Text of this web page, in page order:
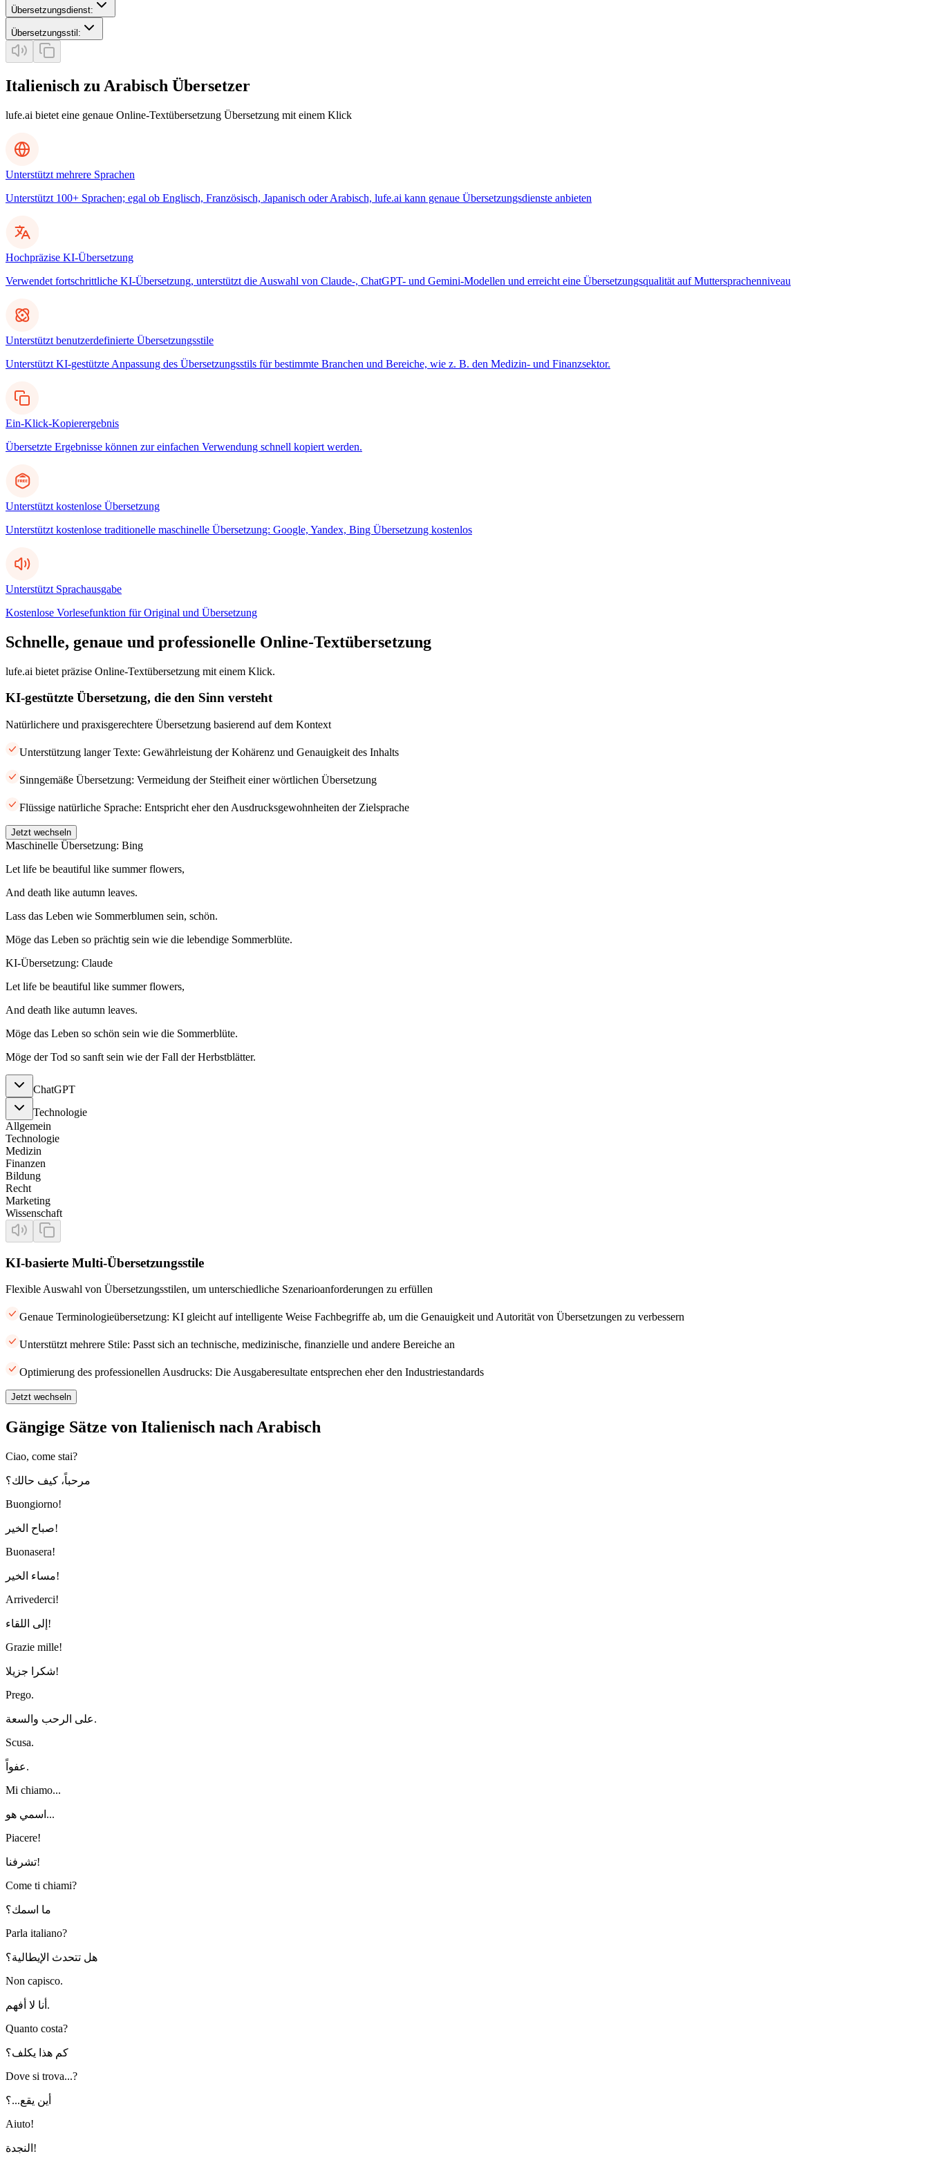
Übersetzungsdienst:
Übersetzungsstil :
Italienisch zu Arabisch Übersetzer
lufe.ai bietet eine genaue Online-Textübersetzung Übersetzung mit einem Klick
Unterstützt mehrere Sprachen
Unterstützt 100+ Sprachen; egal ob Englisch, Französisch, Japanisch oder Arabisch, lufe.ai kann genaue Übersetzungsdienste anbieten
Hochpräzise KI-Übersetzung
Verwendet fortschrittliche KI-Übersetzung, unterstützt die Auswahl von Claude-, ChatGPT- und Gemini-Modellen und erreicht eine Übersetzungsqualität auf Muttersprachenniveau
Unterstützt benutzerdefinierte Übersetzungsstile
Unterstützt KI-gestützte Anpassung des Übersetzungsstils für bestimmte Branchen und Bereiche, wie z. B. den Medizin- und Finanzsektor.
Ein-Klick-Kopierergebnis
Übersetzte Ergebnisse können zur einfachen Verwendung schnell kopiert werden.
Unterstützt kostenlose Übersetzung
Unterstützt kostenlose traditionelle maschinelle Übersetzung: Google, Yandex, Bing Übersetzung kostenlos
Unterstützt Sprachausgabe
Kostenlose Vorlesefunktion für Original und Übersetzung
Schnelle, genaue und professionelle Online-Textübersetzung
lufe.ai bietet präzise Online-Textübersetzung mit einem Klick.
KI-gestützte Übersetzung, die den Sinn versteht
Natürlichere und praxisgerechtere Übersetzung basierend auf dem Kontext
Unterstützung langer Texte: Gewährleistung der Kohärenz und Genauigkeit des Inhalts
Sinngemäße Übersetzung: Vermeidung der Steifheit einer wörtlichen Übersetzung
Flüssige natürliche Sprache: Entspricht eher den Ausdrucksgewohnheiten der Zielsprache
Jetzt wechseln
Maschinelle Übersetzung: Bing
Let life be beautiful like summer flowers,
And death like autumn leaves.
Lass das Leben wie Sommerblumen sein, schön.
Möge das Leben so prächtig sein wie die lebendige Sommerblüte.
KI-Übersetzung: Claude
Let life be beautiful like summer flowers,
And death like autumn leaves.
Möge das Leben so schön sein wie die Sommerblüte.
Möge der Tod so sanft sein wie der Fall der Herbstblätter.
ChatGPT
Technologie
Allgemein
Technologie
Medizin
Finanzen
Bildung
Recht
Marketing
Wissenschaft
KI-basierte Multi-Übersetzungsstile
Flexible Auswahl von Übersetzungsstilen, um unterschiedliche Szenarioanforderungen zu erfüllen
Genaue Terminologieübersetzung: KI gleicht auf intelligente Weise Fachbegriffe ab, um die Genauigkeit und Autorität von Übersetzungen zu verbessern
Unterstützt mehrere Stile: Passt sich an technische, medizinische, finanzielle und andere Bereiche an
Optimierung des professionellen Ausdrucks: Die Ausgaberesultate entsprechen eher den Industriestandards
Jetzt wechseln
Gängige Sätze von Italienisch nach Arabisch
Ciao, come stai?
مرحباً، كيف حالك؟
Buongiorno!
صباح الخير!
Buonasera!
مساء الخير!
Arrivederci!
إلى اللقاء!
Grazie mille!
شكرا جزيلا!
Prego.
على الرحب والسعة.
Scusa.
عفواً.
Mi chiamo...
اسمي هو...
Piacere!
تشرفنا!
Come ti chiami?
ما اسمك؟
Parla italiano?
هل تتحدث الإيطالية؟
Non capisco.
أنا لا أفهم.
Quanto costa?
كم هذا يكلف؟
Dove si trova...?
أين يقع...؟
Aiuto!
النجدة!